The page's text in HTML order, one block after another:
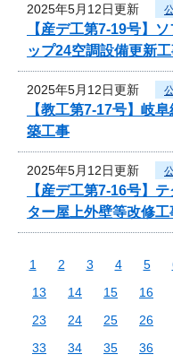
2025年5月12日更新
【産デ工第7-19号】
ップ24空調設備更新工
2025年5月12日更新
【教工第7-17号】岐
築工事
2025年5月12日更新
【産デ工第7-16号】
ター屋上外壁等改修工
1 2 3 4 5
13
14 15 16
23
24 25 26
33
34 35 36